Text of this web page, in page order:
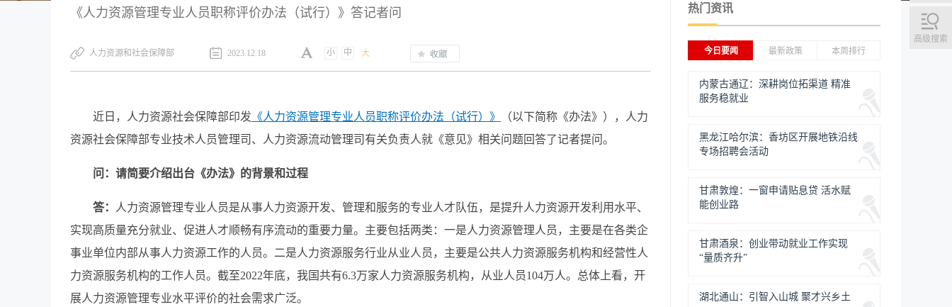
高级搜索
《人力资源管理专业人员职称评价办法（试行）》答记者问
人力资源和社会保障部 2023.12.18 小 中 大
近日，人力资源社会保障部印发 《人力资源管理专业人员职称评价办法（试行）》
（以下简称《办法》），人力
资源社会保障部专业技术人员管理司、人力资源流动管理司有关负责人就《意见》相关问题回答了记者提问。
问：请简要介绍出台《办法》的背景和过程
答：
人力资源管理专业人员是从事人力资源开发、管理和服务的专业人才队伍，是提升人力资源开发利用水平、
实现高质量充分就业、促进人才顺畅有序流动的重要力量。主要包括两类：一是人力资源管理人员，主要是在各类企
事业单位内部从事人力资源工作的人员。二是人力资源服务行业从业人员，主要是公共人力资源服务机构和经营性人
力资源服务机构的工作人员。截至2022年底，我国共有6.3万家人力资源服务机构，从业人员104万人。总体上看，开
展人力资源管理专业水平评价的社会需求广泛。
热门资讯
今日要闻 最新政策 本周排行
内蒙古通辽：深耕岗位拓渠道 精准
服务稳就业
黑龙江哈尔滨：香坊区开展地铁沿线
专场招聘会活动
甘肃敦煌：一窗申请贴息贷 活水赋
能创业路
甘肃酒泉：创业带动就业工作实现
“量质齐升”
湖北通山：引智入山城 聚才兴乡土